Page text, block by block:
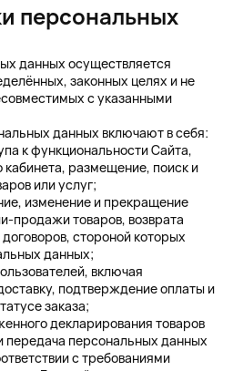
персональных
данных осуществляется
законных целях и не
с указанными
данных включают в себя:
к функциональности Сайта,
кабинета, размещение, поиск и
или услуг;
изменение и прекращение
продажи товаров, возврата
стороной которых
данных;
включая
подтверждение оплаты и
заказа;
декларирования товаров
передача персональных данных
с требованиями